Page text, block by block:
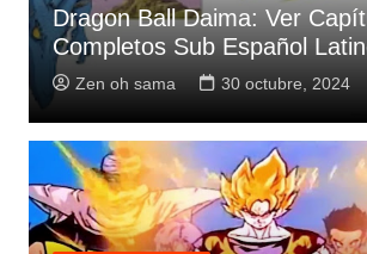
Dragon Ball GT: Ver
Completos en Español
Zen oh sama 19 julio, 2024